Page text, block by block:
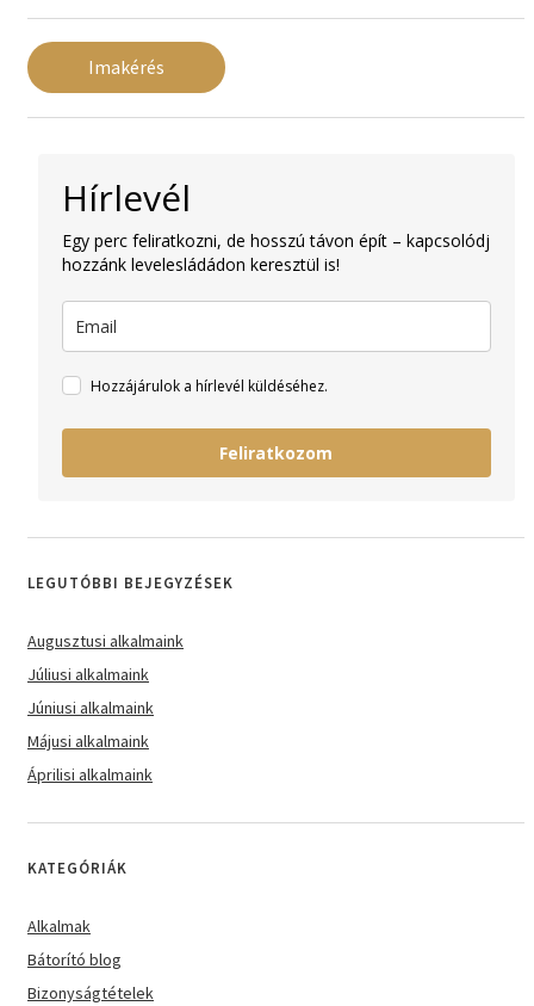
Imakérés
Hírlevél
Egy perc feliratkozni, de hosszú távon épít – kapcsolódj
hozzánk levelesládádon keresztül is!
Hozzájárulok a hírlevél küldéséhez.
Feliratkozom
LEGUTÓBBI BEJEGYZÉSEK
Augusztusi alkalmaink
Júliusi alkalmaink
Júniusi alkalmaink
Májusi alkalmaink
Áprilisi alkalmaink
KATEGÓRIÁK
Alkalmak
Bátorító blog
Bizonyságtételek